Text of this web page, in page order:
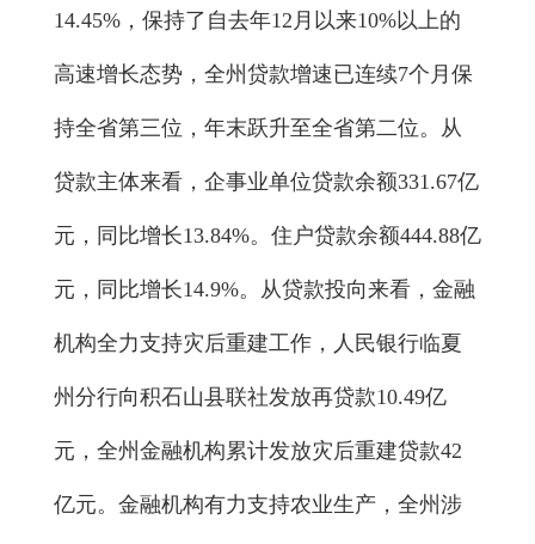
14.45%，保持了自去年12月以来10%以上的
高速增长态势，全州贷款增速已连续7个月保
持全省第三位，年末跃升至全省第二位。从
贷款主体来看，企事业单位贷款余额331.67亿
元，同比增长13.84%。住户贷款余额444.88亿
元，同比增长14.9%。从贷款投向来看，金融
机构全力支持灾后重建工作，人民银行临夏
州分行向积石山县联社发放再贷款10.49亿
元，全州金融机构累计发放灾后重建贷款42
亿元。金融机构有力支持农业生产，全州涉